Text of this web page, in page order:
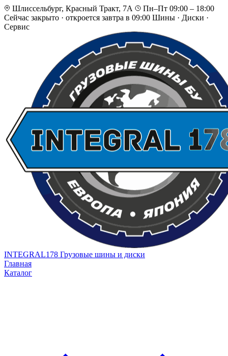
Шлиссельбург, Красный Тракт, 7А
Пн–Пт 09:00 – 18:00
Сейчас закрыто · откроется завтра в 09:00 Шины · Диски ·
Сервис
INTEGRAL178 Грузовые шины и диски
Главная
Каталог